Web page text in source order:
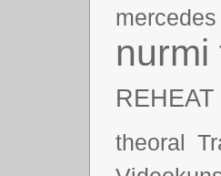
nurmi
REHEAT
theoral